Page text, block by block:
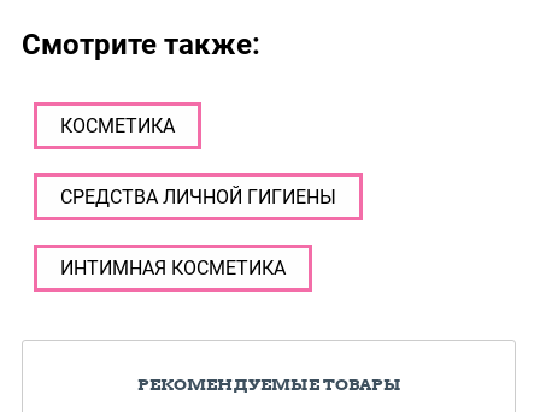
Смотрите также:
КОСМЕТИКА
СРЕДСТВА ЛИЧНОЙ ГИГИЕНЫ
ИНТИМНАЯ КОСМЕТИКА
РЕКОМЕНДУЕМЫЕ ТОВАРЫ